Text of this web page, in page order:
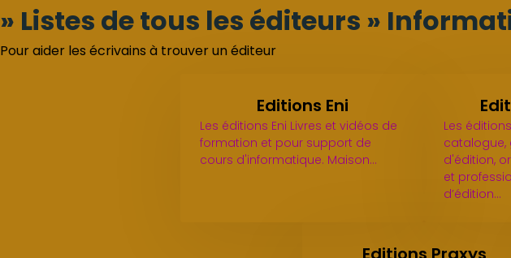
» Listes de tous les éditeurs »
Pour aider les écrivains à trouver un éditeur
Editions Eni
Les éditions Eni Livres et vidéos de
formation et pour support de
cours d'informatique. Maison…
Les
catalogue,
d'édition,
et
d’édition…